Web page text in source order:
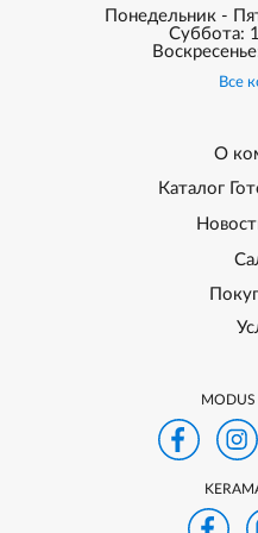
Понедельник -
Суббота:
Все
О
Каталог
MODUS